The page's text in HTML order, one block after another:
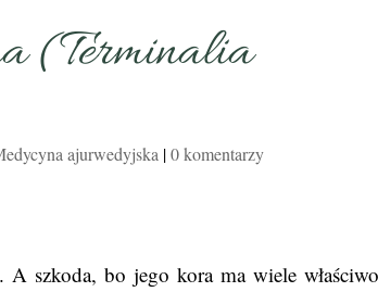
(Terminalia
ajurwedyjska |0 komentarzy
szkoda, bo jego kora ma wiele